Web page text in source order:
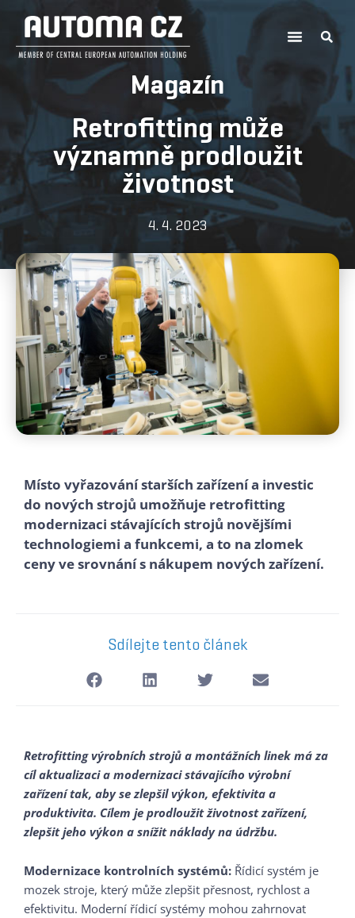
Magazín
Retrofitting může
významně prodloužit
životnost
4. 4. 2023
Místo vyřazování starších zařízení a investic
do nových strojů umožňuje retrofitting
modernizaci stávajících strojů novějšími
technologiemi a funkcemi, a to na zlomek
ceny ve srovnání s nákupem nových zařízení.
Sdílejte tento článek
Retrofitting výrobních strojů a montážních linek má za
cíl aktualizaci a modernizaci stávajícího výrobní
zařízení tak, aby se zlepšil výkon, efektivita a
produktivita. Cílem je prodloužit životnost zařízení,
zlepšit jeho výkon a snížit náklady na údržbu.
Modernizace kontrolních systémů: Řídicí systém je
mozek stroje, který může zlepšit přesnost, rychlost a
efektivitu. Moderní řídicí systémy mohou zahrnovat